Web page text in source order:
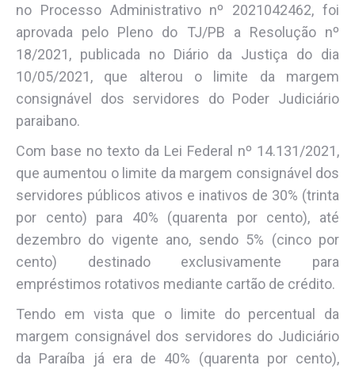
no Processo Administrativo nº 2021042462, foi
aprovada pelo Pleno do TJ/PB a Resolução nº
18/2021, publicada no Diário da Justiça do dia
10/05/2021, que alterou o limite da margem
consignável dos servidores do Poder Judiciário
paraibano.
Com base no texto da Lei Federal nº 14.131/2021,
que aumentou o limite da margem consignável dos
servidores públicos ativos e inativos de 30% (trinta
por cento) para 40% (quarenta por cento), até
dezembro do vigente ano, sendo 5% (cinco por
cento) destinado exclusivamente para
empréstimos rotativos mediante cartão de crédito.
Tendo em vista que o limite do percentual da
margem consignável dos servidores do Judiciário
da Paraíba já era de 40% (quarenta por cento),